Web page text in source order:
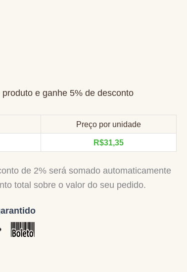
e ganhe 5% de desconto
Preço por unidade
R$31,35
de 2% será somado automaticamente
total sobre o valor do seu pedido.